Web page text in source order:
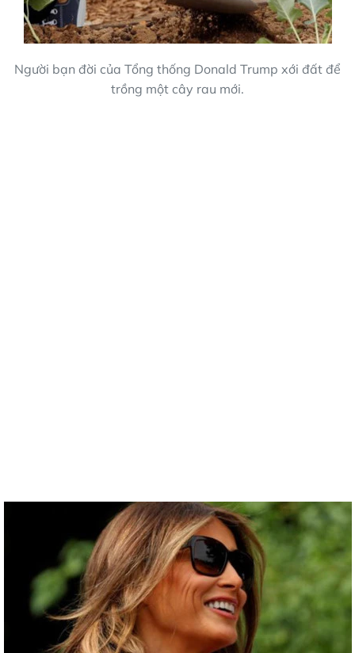
Người bạn đời của Tổng thống Donald Trump xới đất để
trồng một cây rau mới.